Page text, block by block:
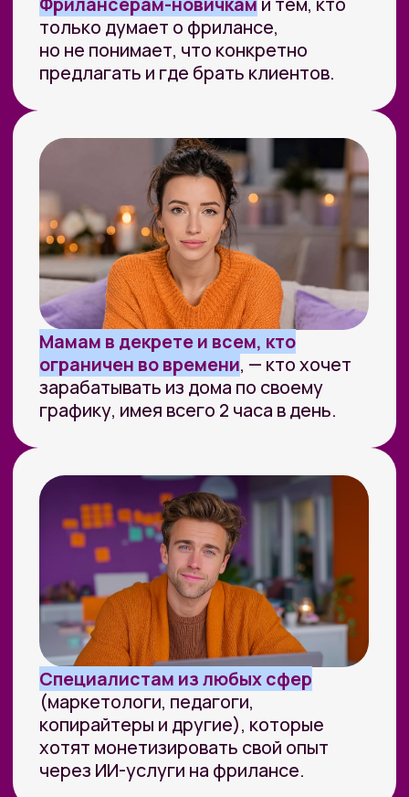
ОБРАЗОВАНИЕ В ОБЛАСТИ
ИСКУССТВЕННОГО
ИНТЕЛЛЕКТА
И РАЗРАБОТКИ
Мы лидеры в обучении ИИ
Более 10 тыс. выпускников
платных образовательных
программ
Заказов на 300 млн ₽
через наш карьерный центр
Преподаем в лучших вузах
Имеем
образовательную
лицензию и статус
Сколково